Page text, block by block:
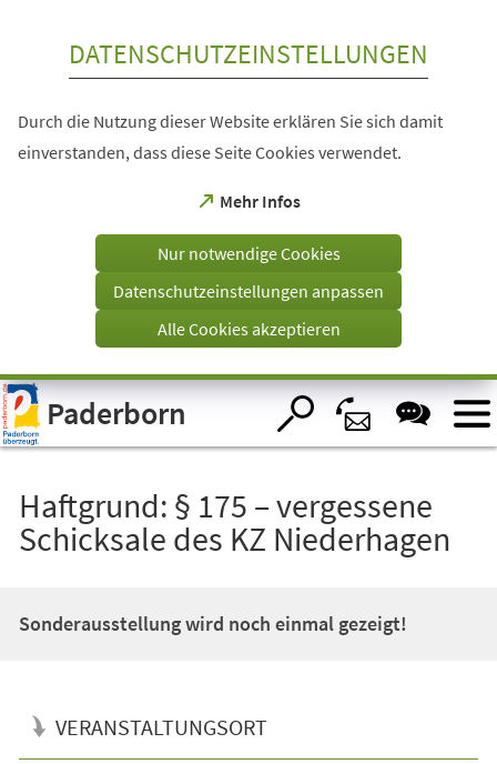
Visuelle
Assistenzsoftware
öffnen.
DATENSCHUTZEINSTELLUNGEN
Durch die Nutzung dieser Website erklären Sie sich damit
einverstanden, dass diese Seite Cookies verwendet.
Mehr Infos
(Öffnet
einem
Tab)
Nur notwendige Cookies
Datenschutzeinstellungen anpassen
Alle Cookies akzeptieren
Paderborn
Haftgrund: § 175 – vergessene
Schicksale des KZ Niederhagen
Sonderausstellung wird noch einmal gezeigt!
VERANSTALTUNGSORT